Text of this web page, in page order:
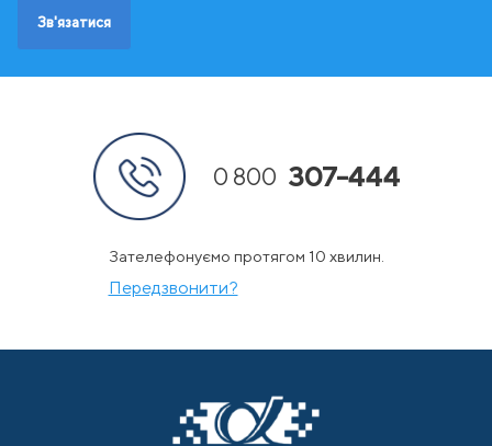
Зв'язатися
0 800 307-444
Зателефонуємо протягом 10 хвилин.
Передзвонити?